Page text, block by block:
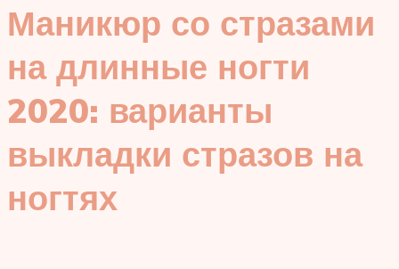
Маникюр со стразами
на длинные ногти
2020: варианты
выкладки стразов на
ногтях